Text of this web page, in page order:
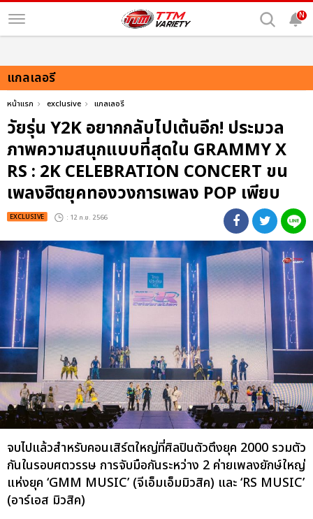
N
แกลเลอรี
หน้าแรก exclusive แกลเลอรี
วัยรุ่น Y2K อยากกลับไปเต้นอีก! ประมวล
ภาพความสนุกแบบที่สุดใน GRAMMY X
RS : 2K CELEBRATION CONCERT ขน
เพลงฮิตยุคทองวงการเพลง POP เพียบ
EXCLUSIVE : 12 ก.ย. 2566
จบไปแล้วสำหรับคอนเสิร์ตใหญ่ที่ศิลปินตัวตึงยุค 2000 รวมตัว
กันในรอบศตวรรษ การจับมือกันระหว่าง 2 ค่ายเพลงยักษ์ใหญ่
แห่งยุค ‘GMM MUSIC’ (จีเอ็มเอ็มมิวสิค) และ ‘RS MUSIC’
(อาร์เอส มิวสิค)